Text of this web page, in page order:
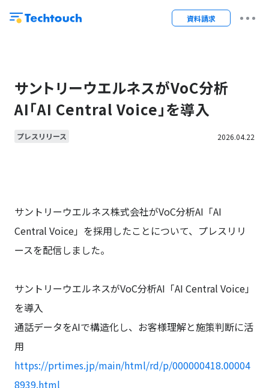
資料請求
サントリーウエルネスがVoC分析
AI「AI Central Voice」を導入
プレスリリース 2026.04.22
サントリーウエルネス株式会社がVoC分析AI「AI
Central Voice」を採用したことについて、プレスリリ
ースを配信しました。
サントリーウエルネスがVoC分析AI「AI Central Voice」
を導入
通話データをAIで構造化し、お客様理解と施策判断に活
用
https://prtimes.jp/main/html/rd/p/000000418.00004
8939.html